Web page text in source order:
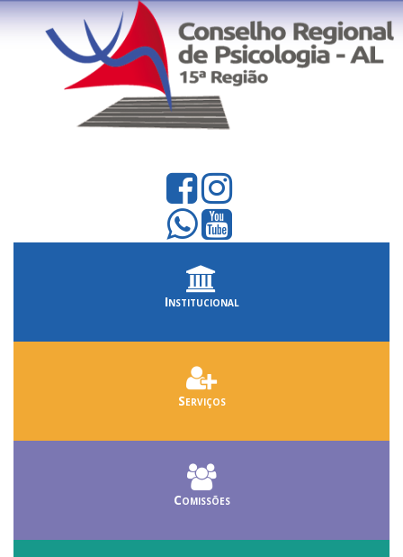
Institucional
Serviços
Comissões